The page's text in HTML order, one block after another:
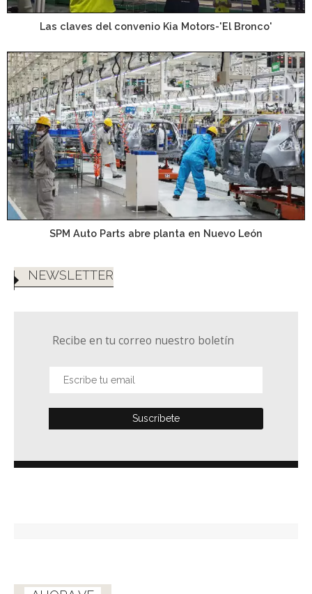
Las claves del convenio Kia Motors-'El Bronco'
SPM Auto Parts abre planta en Nuevo León
NEWSLETTER
Recibe en tu correo nuestro boletín